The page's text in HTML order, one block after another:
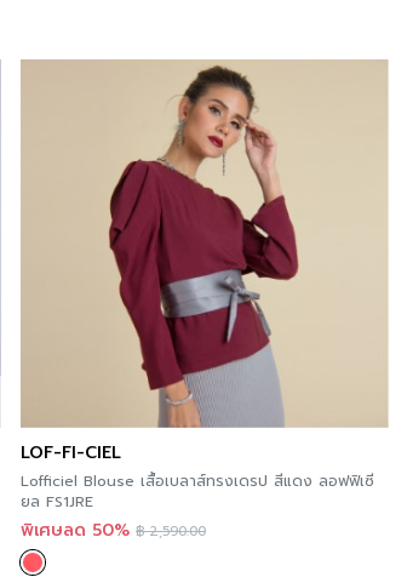
LOF-FI-CIEL
Lofficiel Blouse เสื้อเบลาส์ทรงเดรป สีแดง ลอฟฟิเซี
ยล FS1JRE
พิเศษลด 50% ฿2,590.00